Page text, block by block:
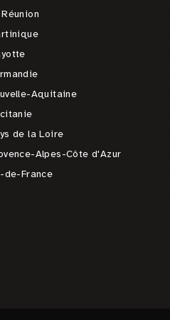
Aquitaine
de la Loire
Alpes-Côte d'Azur
de-France